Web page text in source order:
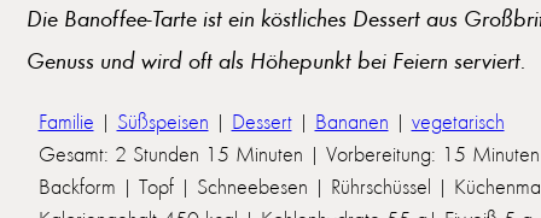
Die Banoffee-Tarte ist ein köstliches Dessert aus
Genuss und wird oft als Höhepunkt bei Feiern serviert.
Familie | Süßspeisen | Dessert| Bananen | vegetarisch
Gesamt: 2 Stunden 15 Minuten | Vorbereitung: 15
Backform | Topf | Schneebesen | Rührschüssel |